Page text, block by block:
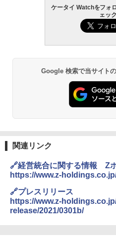
ケータイ Watchをフォ
ェッ
Google 検索で当サイト
関連リンク
🔗経営統合に関する情報 Z
https://www.z-
🔗プレスリリース
https://www.z-
release/2021/0301b/